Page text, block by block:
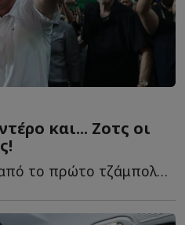
και... Ζοτς οι
Λίγες εβδομάδες πριν από το πρώτο τζάμπολ της σεζόν 20...